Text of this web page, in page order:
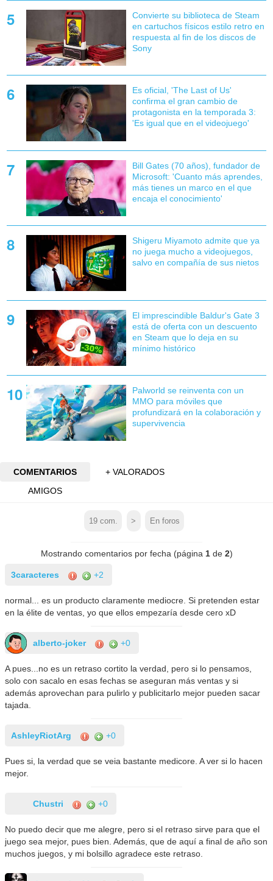
Convierte su biblioteca de Steam
en cartuchos físicos estilo retro en
respuesta al fin de los discos de
Sony
Es oficial, 'The Last of Us'
confirma el gran cambio de
protagonista en la temporada 3:
'Es igual que en el videojuego'
Bill Gates (70 años), fundador de
Microsoft: 'Cuanto más aprendes,
más tienes un marco en el que
encaja el conocimiento'
Shigeru Miyamoto admite que ya
no juega mucho a videojuegos,
salvo en compañía de sus nietos
El imprescindible Baldur's Gate 3
está de oferta con un descuento
en Steam que lo deja en su
mínimo histórico
Palworld se reinventa con un
MMO para móviles que
profundizará en la colaboración y
supervivencia
COMENTARIOS
+ VALORADOS
AMIGOS
19com. > En foros
Mostrando comentarios por fecha (página 1de 2)
3caracteres +2
normal... es un producto claramente mediocre. Si pretenden estar
en la élite de ventas, yo que ellos empezaría desde cero xD
alberto-joker +0
A pues...no es un retraso cortito la verdad, pero si lo pensamos,
solo con sacalo en esas fechas se aseguran más ventas y si
además aprovechan para pulirlo y publicitarlo mejor pueden sacar
tajada.
AshleyRiotArg +0
Pues si, la verdad que se veia bastante medicore. A ver si lo hacen
mejor.
Chustri +0
No puedo decir que me alegre, pero si el retraso sirve para que el
juego sea mejor, pues bien. Además, que de aquí a final de año son
muchos juegos, y mi bolsillo agradece este retraso.